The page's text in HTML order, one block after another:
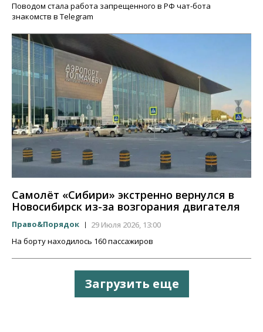
Поводом стала работа запрещенного в РФ чат-бота
знакомств в Telegram
Самолёт «Сибири» экстренно вернулся в
Новосибирск из-за возгорания двигателя
Право&Порядок
29 Июля 2026, 13:00
На борту находилось 160 пассажиров
Загрузить еще